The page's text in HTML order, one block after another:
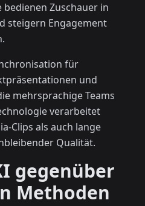
Zuschauer in
steigern Engagement
für
und
mehrsprachige Teams
verarbeitet
Clips als auch lange
Qualität.
gegenüber
Methoden